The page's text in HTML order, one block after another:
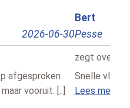
2026-07-02
chauffeur